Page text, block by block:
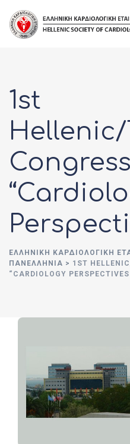
content
1st
ΕΛΛΗΝΙΚΉ ΚΑΡΔΙΟΛΟΓΙΚΉ
ΠΑΝΕΛΛΉΝΙΑ > 1ST
“CARDIOLOGY